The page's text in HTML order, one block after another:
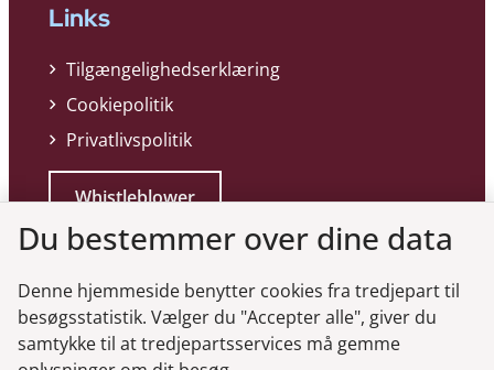
Links
Tilgængelighedserklæring
Cookiepolitik
Privatlivspolitik
Whistleblower
Du bestemmer over dine data
Denne hjemmeside benytter cookies fra tredjepart til
besøgsstatistik. Vælger du "Accepter alle", giver du
samtykke til at tredjepartsservices må gemme